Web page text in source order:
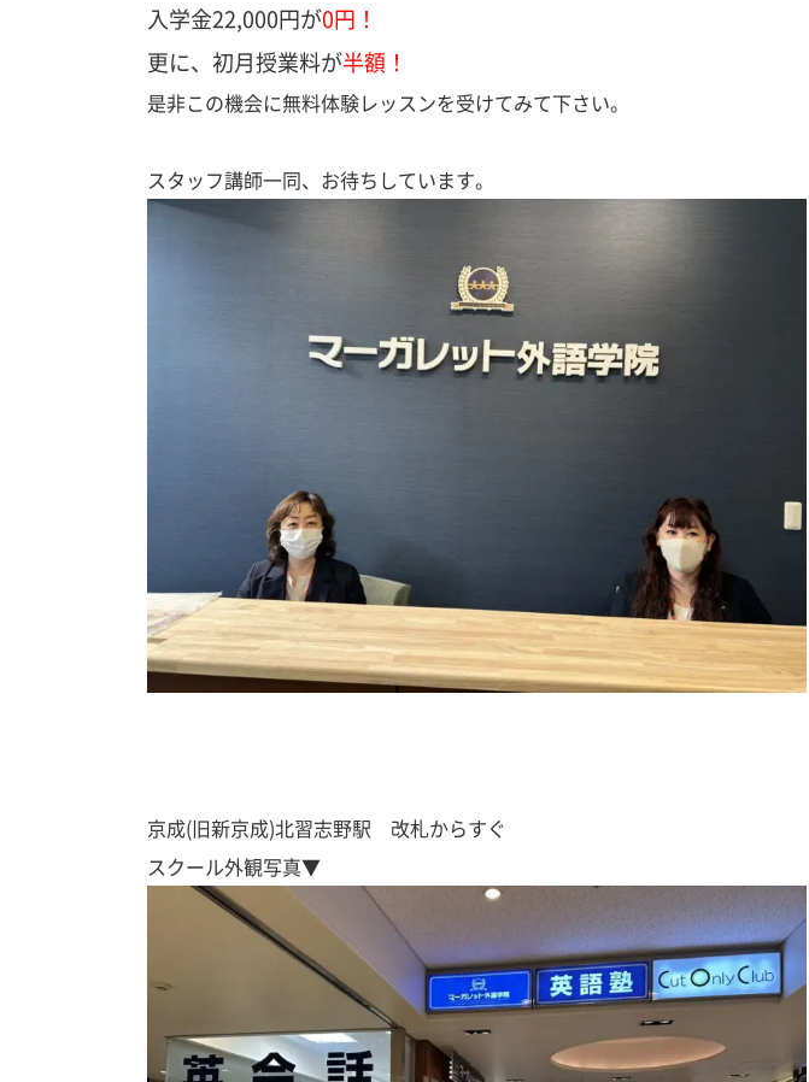
入学金22,000円が0円！
更に、初月授業料が半額！
是非この機会に無料体験レッスンを受けてみて下さい。
スタッフ講師一同、お待ちしています。
京成(旧新京成)北習志野駅 改札からすぐ
スクール外観写真▼